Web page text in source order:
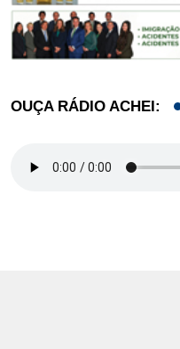
OUÇA RÁDIO ACHEI: